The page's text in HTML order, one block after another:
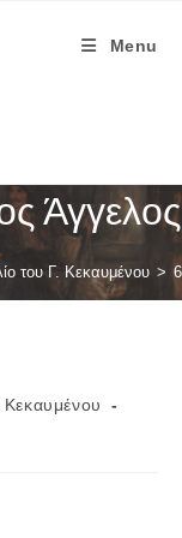
Menu
του Γ. Κεκαυμένου >